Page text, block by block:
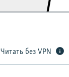
Читать без VPN